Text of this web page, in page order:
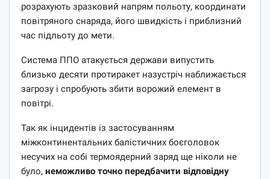
розрахують зразковий напрям польоту, координати
повітряного снаряда, його швидкість і приблизний
час підльоту до мети.
Система ППО атакується держави випустить
близько десяти протиракет назустріч наближається
загрозу і спробують збити ворожий елемент в
повітрі.
Так як інцидентів із застосуванням
міжконтинентальних балістичних боєголовок
несучих на собі термоядерний заряд ще ніколи не
було, неможливо точно передбачити відповідну